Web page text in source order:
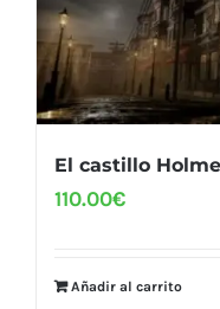
El castillo
110.00€
Añadir al carrito